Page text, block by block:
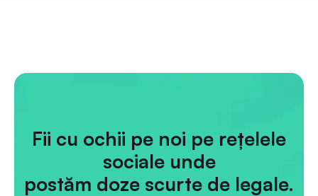
Fii cu ochii pe noi pe rețelele
sociale unde
postăm doze scurte de legale.